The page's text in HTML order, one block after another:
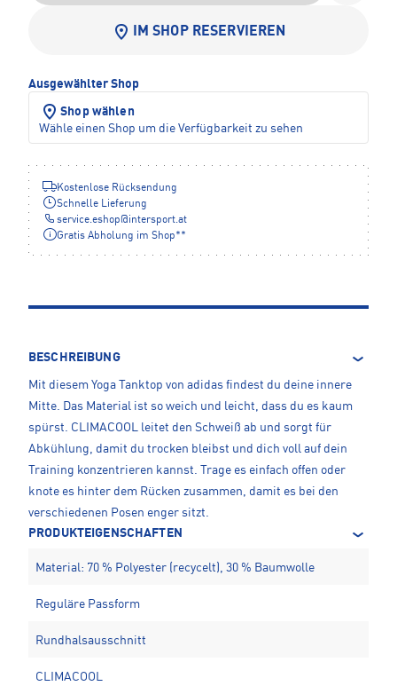
IM SHOP RESERVIEREN
Ausgewählter Shop
Shop wählen
Wähle einen Shop um die Verfügbarkeit zu sehen
Kostenlose Rücksendung
Schnelle Lieferung
service.eshop@intersport.at
Gratis Abholung im Shop**
BESCHREIBUNG
Mit diesem Yoga Tanktop von adidas findest du deine innere
Mitte. Das Material ist so weich und leicht, dass du es kaum
spürst. CLIMACOOL leitet den Schweiß ab und sorgt für
Abkühlung, damit du trocken bleibst und dich voll auf dein
Training konzentrieren kannst. Trage es einfach offen oder
knote es hinter dem Rücken zusammen, damit es bei den
verschiedenen Posen enger sitzt.
PRODUKTEIGENSCHAFTEN
Material: 70 % Polyester (recycelt), 30 % Baumwolle
Reguläre Passform
Rundhalsausschnitt
CLIMACOOL